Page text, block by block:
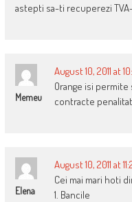
astepti sa-ti recuperezi
Memeu
August 10, 2011 at
Orange isi permite
contracte
Elena
August 10, 2011 at
Cei mai mari hoti
1. Bancile